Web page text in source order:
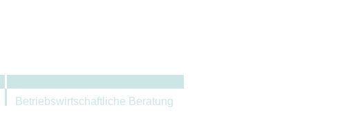
Betriebswirtschaftliche Beratung